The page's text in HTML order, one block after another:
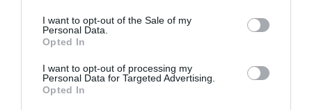
I want to opt-out of the Sale of my
Personal Data.
Opted In
I want to opt-out of processing my
Personal Data for Targeted Advertising.
Opted In
20/11/2015
La Unidad Healthcare de Almirall ha
Plus, desarrollada específicamente para ser
eficaz contra el picor asociado a multitud de